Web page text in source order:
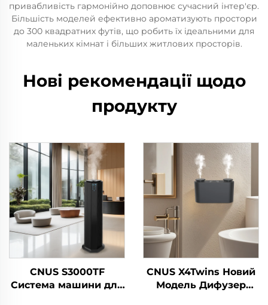
привабливість гармонійно доповнює сучасний інтер'єр.
Більшість моделей ефективно ароматизують простори
до 300 квадратних футів, що робить їх ідеальними для
маленьких кімнат і більших житлових просторів.
Нові рекомендації щодо
продукту
CNUS S3000TF
Система машини для
CNUS X4Twins Новий
Модель Дифузер